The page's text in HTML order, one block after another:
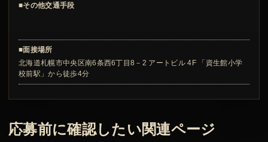
■その他交通手段
■面接場所
北海道札幌市中央区南6条西6丁目8－2 アートビル 4F 「資生館小学
校前駅」から徒歩4分
応募前に確認したい関連ページ